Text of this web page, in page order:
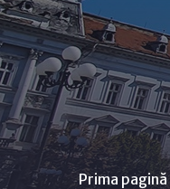
Prima pagină